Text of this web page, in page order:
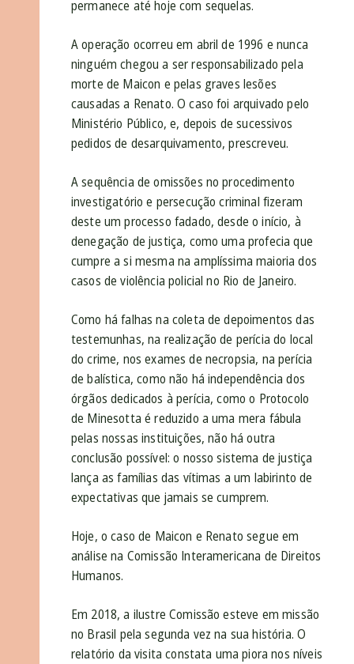
permanece até hoje com sequelas.
A operação ocorreu em abril de 1996 e nunca
ninguém chegou a ser responsabilizado pela
morte de Maicon e pelas graves lesões
causadas a Renato. O caso foi arquivado pelo
Ministério Público, e, depois de sucessivos
pedidos de desarquivamento, prescreveu.
A sequência de omissões no procedimento
investigatório e persecução criminal fizeram
deste um processo fadado, desde o início, à
denegação de justiça, como uma profecia que
cumpre a si mesma na amplíssima maioria dos
casos de violência policial no Rio de Janeiro.
Como há falhas na coleta de depoimentos das
testemunhas, na realização de perícia do local
do crime, nos exames de necropsia, na perícia
de balística, como não há independência dos
órgãos dedicados à perícia, como o Protocolo
de Minesotta é reduzido a uma mera fábula
pelas nossas instituições, não há outra
conclusão possível: o nosso sistema de justiça
lança as famílias das vítimas a um labirinto de
expectativas que jamais se cumprem.
Hoje, o caso de Maicon e Renato segue em
análise na Comissão Interamericana de Direitos
Humanos.
Em 2018, a ilustre Comissão esteve em missão
no Brasil pela segunda vez na sua história. O
relatório da visita constata uma piora nos níveis